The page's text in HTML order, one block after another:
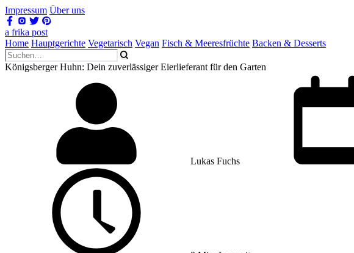
Impressum Über uns
a frika post
Home Hauptgerichte Vegetarisch Vegan Fisch & Meeresfrüchte Backen & Desserts
Königsberger Huhn: Dein zuverlässiger Eierlieferant für den Garten
Lukas Fuchs